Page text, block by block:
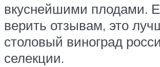
вкуснейшими плодами.
верить отзывам, это
столовый виноград
селекции.